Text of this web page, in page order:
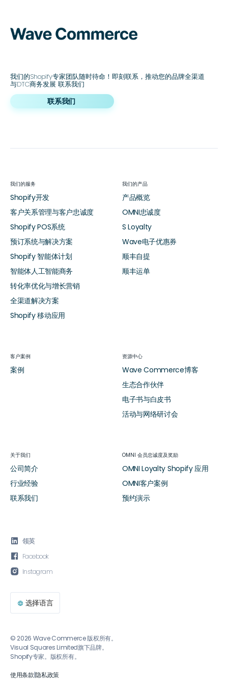
我们的Shopify专家团队随时待命！即刻联系，推动您的品牌全渠道
与DTC商务发展 联系我们
联系我们
 领英
 Facebook
 Instagram
 选择语言
© 2026 Wave Commerce 版权所有。
Visual Squares Limited旗下品牌。
Shopify专家。版权所有。
使用条款|隐私政策
我们的服务
Shopify开发
客户关系管理与客户忠诚度
Shopify POS系统
预订系统与解决方案
Shopify 智能体计划
智能体人工智能商务
转化率优化与增长营销
全渠道解决方案
Shopify 移动应用
我们的产品
产品概览
OMNI忠诚度
S Loyalty
Wave电子优惠券
顺丰自提
顺丰运单
客户案例
案例
资源中心
Wave Commerce博客
生态合作伙伴
电子书与白皮书
活动与网络研讨会
关于我们
公司简介
行业经验
联系我们
OMNI 会员忠诚度及奖励
OMNI Loyalty Shopify 应用
OMNI客户案例
预约演示